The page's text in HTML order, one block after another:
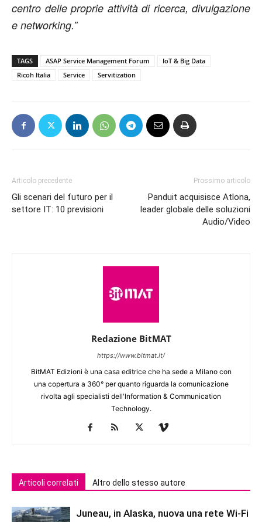
centro delle proprie attività di ricerca, divulgazione
e networking.”
TAGS ASAP Service Management Forum
IoT & Big Data
Ricoh Italia
Service Servitization
Articolo precedente
Gli scenari del futuro per il
settore IT: 10 previsioni
Prossimo articolo
Panduit acquisisce Atlona,
leader globale delle soluzioni
Audio/Video
Redazione BitMAT
https://www.bitmat.it/
BitMAT Edizioni è una casa editrice che ha sede a Milano con
una copertura a 360° per quanto riguarda la comunicazione
rivolta agli specialisti dell'lnformation & Communication
Technology.
Articoli correlati Altro dello stesso autore
Juneau, in Alaska, nuova una rete Wi-Fi